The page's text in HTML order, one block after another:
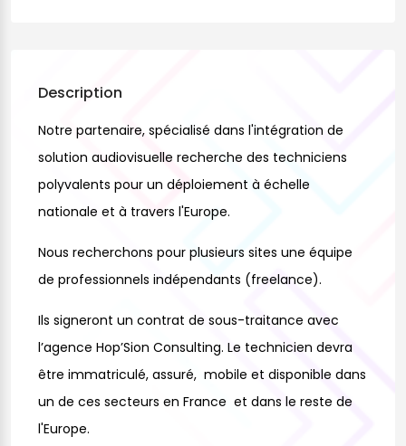
Description
Notre partenaire, spécialisé dans l'intégration de
solution audiovisuelle recherche des techniciens
polyvalents pour un déploiement à échelle
nationale et à travers l'Europe.
Nous recherchons pour plusieurs sites une équipe
de professionnels indépendants (freelance).
Ils signeront un contrat de sous-traitance avec
l’agence Hop’Sion Consulting. Le technicien devra
être immatriculé, assuré, mobile et disponible dans
un de ces secteurs en France et dans le reste de
l'Europe.